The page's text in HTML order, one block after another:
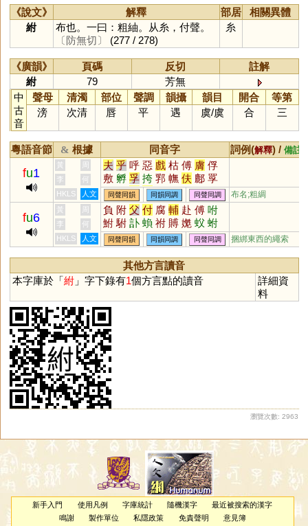
《說文》 解釋 部居
相關異體
紨
布也。一曰：粗紬。从糸，付聲。
〔防無切〕
(277 / 278)
糸
《廣韻》 頁碼 反切
註解
紨
79
芳無
中
古
音
聲母 清濁 部位 聲調 韻攝 韻目 開合
等第
滂
次清 唇 平 遇 虞/虞 合 三
粵語音節 & 根據 同音字 詞例(解釋) / 備註
fu1
黃 周 夫 乎 呼 惡 戲 枯 傅 膚 俘
敷 孵 孚 挎 郛 幠 伕 鄜 罦
稃 骷 桴 鈇 刳 滹 趺 跗 莩
膴 虖 痡 荴 寣 衭 尃 垺 胕
砆 柎 枹 泭 歑 虍 鳺 謼 麩
垀 姇 璷 桍 雽 橭 怤 糐 荂
綒 跍 邞
李
何
HKLS
人文 同聲同韻 同韻同調 同聲同調 布名;粗綢
fu6
黃 周 負 附 父 付 腐 輔 赴 傅 咐
鮒 駙 訃 蝜 祔 賻 嬔 蚥 蚹
偩 仆
李
何
HKLS
人文 同聲同韻 同韻同調 同聲同調 捆綁東西的繩索
其他方言讀音
本字庫於「紨」字下錄有1個方言點的讀音
詳細資
料
瀏覽次數: 2963
新手入門 使用凡例 字庫統計 隨機漢字
最近被搜索的漢字
鳴謝
製作單位 私隱政策 免責聲明 意見簿